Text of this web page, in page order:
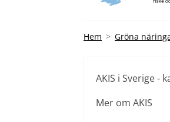
Hem Gröna
AKIS i Sverige -
Mer om AKIS